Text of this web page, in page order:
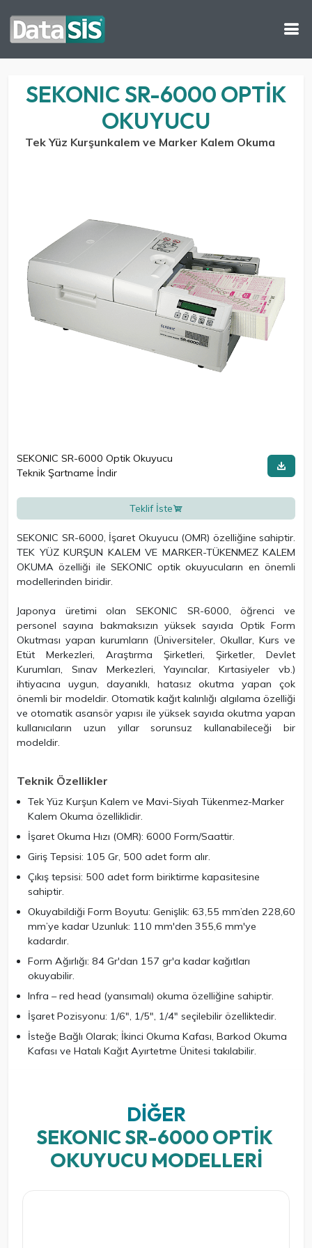
SEKONIC SR-6000 OPTIK
OKUYUCU
Tek Yüz Kurşunkalem ve Marker Kalem Okuma
SEKONIC SR-6000 Optik Okuyucu
Teknik Şartname İndir
Teklif İste
SEKONIC SR-6000, İşaret Okuyucu (OMR) özelliğine sahiptir.
TEK YÜZ KURŞUN KALEM VE MARKER-TÜKENMEZ KALEM
OKUMA özelliği ile SEKONIC optik okuyucuların en önemli
modellerinden biridir.
Japonya üretimi olan SEKONIC SR-6000, öğrenci ve
personel sayına bakmaksızın yüksek sayıda Optik Form
Okutması yapan kurumların (Üniversiteler, Okullar, Kurs ve
Etüt Merkezleri, Araştırma Şirketleri, Şirketler, Devlet
Kurumları, Sınav Merkezleri, Yayıncılar, Kırtasiyeler vb.)
ihtiyacına uygun, dayanıklı, hatasız okutma yapan çok
önemli bir modeldir. Otomatik kağıt kalınlığı algılama özelliği
ve otomatik asansör yapısı ile yüksek sayıda okutma yapan
kullanıcıların uzun yıllar sorunsuz kullanabileceği bir
modeldir.
Teknik Özellikler
Tek Yüz Kurşun Kalem ve Mavi-Siyah Tükenmez-Marker
Kalem Okuma özelliklidir.
İşaret Okuma Hızı (OMR): 6000 Form/Saattir.
Giriş Tepsisi: 105 Gr, 500 adet form alır.
Çıkış tepsisi: 500 adet form biriktirme kapasitesine
sahiptir.
Okuyabildiği Form Boyutu: Genişlik: 63,55 mm’den 228,60
mm’ye kadar Uzunluk: 110 mm'den 355,6 mm'ye
kadardır.
Form Ağırlığı: 84 Gr'dan 157 gr'a kadar kağıtları
okuyabilir.
Infra – red head (yansımalı) okuma özelliğine sahiptir.
İşaret Pozisyonu: 1/6", 1/5", 1/4" seçilebilir özelliktedir.
İsteğe Bağlı Olarak; İkinci Okuma Kafası, Barkod Okuma
Kafası ve Hatalı Kağıt Ayırtetme Ünitesi takılabilir.
DIĞER
SEKONIC SR-6000 OPTIK
OKUYUCU MODELLERI